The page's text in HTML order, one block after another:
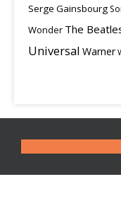
Serge Gainsbourg
Wonder The
Universal Warner